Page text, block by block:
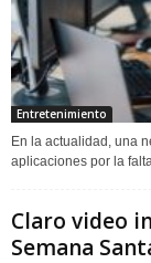
Entretenimiento
En la actualidad, una
aplicaciones por la
Claro video
Semana